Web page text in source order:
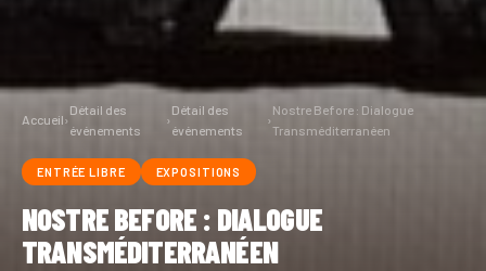
Accueil›
Détail des
événements
›
Détail des
événements
›
Nostre Before : Dialogue
Transméditerranéen
ENTRÉE LIBRE EXPOSITIONS
NOSTRE BEFORE : DIALOGUE
TRANSMÉDITERRANÉEN